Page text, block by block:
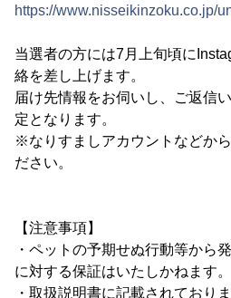
https://www.nisseikinzoku.co.jp/
当選者の方には7月上旬頃に
絡を差し上げます。
届け先情報をお伺いし、ご返信
定となります。
※なりすましアカウントなどか
ださい。
【注意事項】
・ペットの予期せぬ行動等から
に対する保証はいたしかねます。
・取扱説明書に記載されており